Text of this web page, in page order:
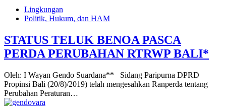
Lingkungan
Politik, Hukum, dan HAM
STATUS TELUK BENOA PASCA
PERDA PERUBAHAN RTRWP BALI*
Oleh: I Wayan Gendo Suardana** Sidang Paripurna DPRD
Propinsi Bali (20/8)/2019) telah mengesahkan Ranperda tentang
Perubahan Peraturan…